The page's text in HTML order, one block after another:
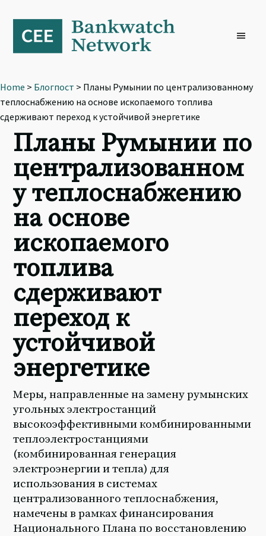
primary
navigation
content
footer
Home > Блогпост > Планы Румынии по централизованному
теплоснабжению на основе ископаемого топлива
сдерживают переход к устойчивой энергетике
Планы Румынии по
централизованном
у теплоснабжению
на основе
ископаемого
топлива
сдерживают
переход к
устойчивой
энергетике
Меры, направленные на замену румынских
угольных электростанций
высокоэффективными комбинированными
теплоэлектростанциями
(комбинированная генерация
электроэнергии и тепла) для
использования в системах
централизованного теплоснабжения,
намечены в рамках финансирования
Национального Плана по восстановлению